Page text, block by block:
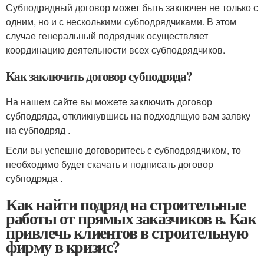
Субподрядный договор может быть заключен не только с
одним, но и с несколькими субподрядчиками. В этом
случае генеральный подрядчик осуществляет
координацию деятельности всех субподрядчиков.
Как заключить договор субподряда?
На нашем сайте вы можете заключить договор
субподряда, откликнувшись на подходящую вам заявку
на субподряд .
Если вы успешно договоритесь с субподрядчиком, то
необходимо будет скачать и подписать договор
субподряда .
Как найти подряд на строительные
работы от прямых заказчиков в. Как
привлечь клиентов в строительную
фирму в кризис?